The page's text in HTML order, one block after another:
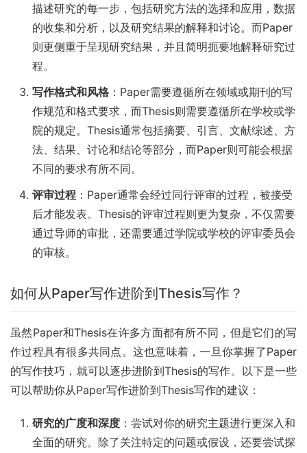
描述研究的每一步，包括研究方法的选择和应用，数据
的收集和分析，以及研究结果的解释和讨论。而Paper
则更侧重于呈现研究结果，并且简明扼要地解释研究过
程。
写作格式和风格 ：Paper需要遵循所在领域或期刊的写
作规范和格式要求，而Thesis则需要遵循所在学校或学
院的规定。Thesis通常包括摘要、引言、文献综述、方
法、结果、讨论和结论等部分，而Paper则可能会根据
不同的要求有所不同。
评审过程 ：Paper通常会经过同行评审的过程，被接受
后才能发表。Thesis的评审过程则更为复杂，不仅需要
通过导师的审批，还需要通过学院或学校的评审委员会
的审核。
如何从Paper写作进阶到Thesis写作？
虽然Paper和Thesis在许多方面都有所不同，但是它们的写
作过程具有很多共同点。这也意味着，一旦你掌握了Paper
的写作技巧，就可以逐步进阶到Thesis的写作。以下是一些
可以帮助你从Paper写作进阶到Thesis写作的建议：
研究的广度和深度 ：尝试对你的研究主题进行更深入和
全面的研究。除了关注特定的问题或假设，还要尝试探